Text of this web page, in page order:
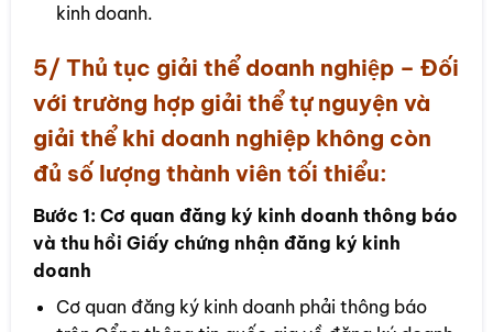
kinh doanh.
5/ Thủ tục giải thể doanh nghiệp – Đối
với trường hợp giải thể tự nguyện và
giải thể khi doanh nghiệp không còn
đủ số lượng thành viên tối thiểu:
Bước 1: Cơ quan đăng ký kinh doanh thông báo
và thu hồi Giấy chứng nhận đăng ký kinh
doanh
Cơ quan đăng ký kinh doanh phải thông báo